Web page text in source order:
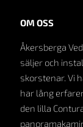
OM OSS
Åkersberga
säljer och
skorstenar. Vi
har lång
den lilla